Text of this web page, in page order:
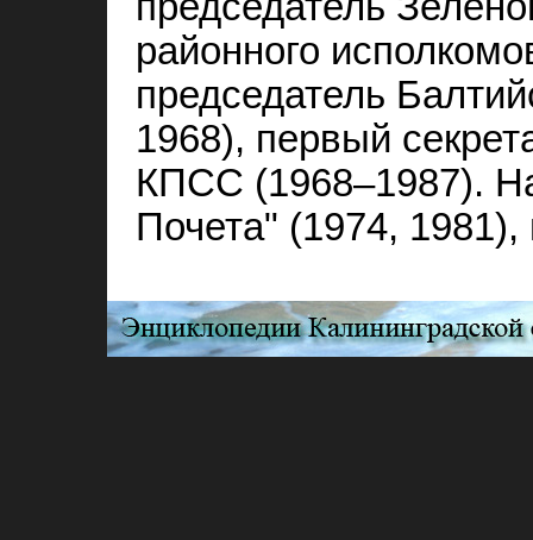
районного
председатель
1968), первый
КПСС (1968–1987).
Почета" (1974,